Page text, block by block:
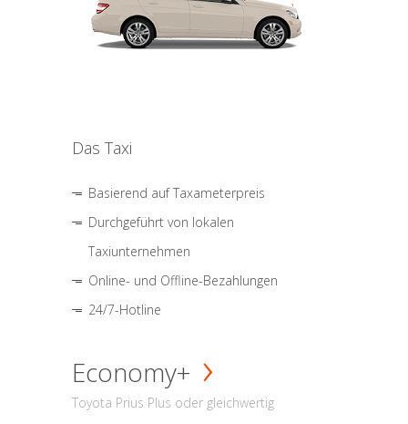
Das Taxi
Basierend auf Taxameterpreis
Durchgeführt von lokalen
Taxiunternehmen
Online- und Offline-Bezahlungen
24/7-Hotline
Economy+
Toyota Prius Plus oder gleichwertig